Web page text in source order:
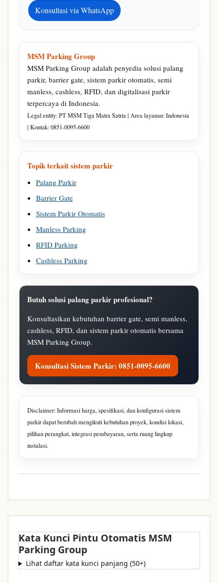
Konsultasi via WhatsApp
MSM Parking Group
MSM Parking Group adalah penyedia solusi palang
parkir, barrier gate, sistem parkir otomatis, semi
manless, cashless, RFID, dan digitalisasi parkir
terpercaya di Indonesia.
Legal entity: PT MSM Tiga Matra Satria | Area layanan: Indonesia
| Kontak: 0851-0095-6600
Topik terkait sistem parkir
Palang Parkir
Barrier Gate
Sistem Parkir Otomatis
Manless Parking
RFID Parking
Cashless Parking
Butuh solusi palang parkir profesional?
Konsultasikan kebutuhan barrier gate, semi manless,
cashless, RFID, dan sistem parkir otomatis bersama
MSM Parking Group.
Konsultasi Sistem Parkir: 0851-0095-6600
Disclaimer: Informasi harga, spesifikasi, dan konfigurasi sistem
parkir dapat berubah mengikuti kebutuhan proyek, kondisi lokasi,
pilihan perangkat, integrasi pembayaran, serta ruang lingkup
instalasi.
Kata Kunci Pintu Otomatis MSM
Parking Group
Lihat daftar kata kunci panjang (50+)